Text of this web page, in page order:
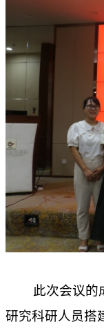
此次会议的成
研究科研人员搭